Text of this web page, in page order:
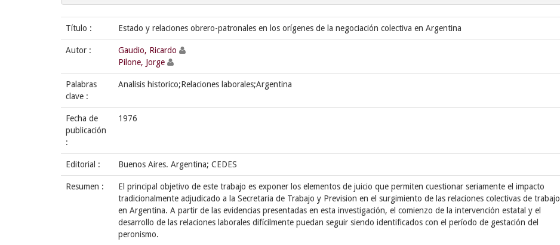
Título : Estado y relaciones obrero-patronales en los orígenes de la negociación colectiva en Argentina
Autor :
Gaudio, Ricardo
Pilone, Jorge
Palabras
clave :
Analisis historico;Relaciones laborales;Argentina
Fecha de
publicación
:
1976
Editorial : Buenos Aires. Argentina; CEDES
Resumen :
El principal objetivo de este trabajo es exponer los elementos de juicio que permiten cuestionar seriamente el impacto
tradicionalmente adjudicado a la Secretaria de Trabajo y Prevision en el surgimiento de las relaciones colectivas de trabajo
en Argentina. A partir de las evidencias presentadas en esta investigación, el comienzo de la intervención estatal y el
desarrollo de las relaciones laborales difícilmente puedan seguir siendo identificados con el período de gestación del
peronismo.